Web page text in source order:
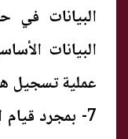
البيانات في
البيانات
عملية تسجيل
7- بمجرد